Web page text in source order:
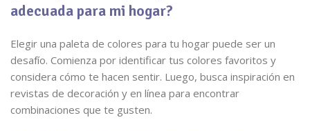
adecuada para mi hogar?
Elegir una paleta de colores para tu hogar puede ser un
desafío. Comienza por identificar tus colores favoritos y
considera cómo te hacen sentir. Luego, busca inspiración en
revistas de decoración y en línea para encontrar
combinaciones que te gusten.